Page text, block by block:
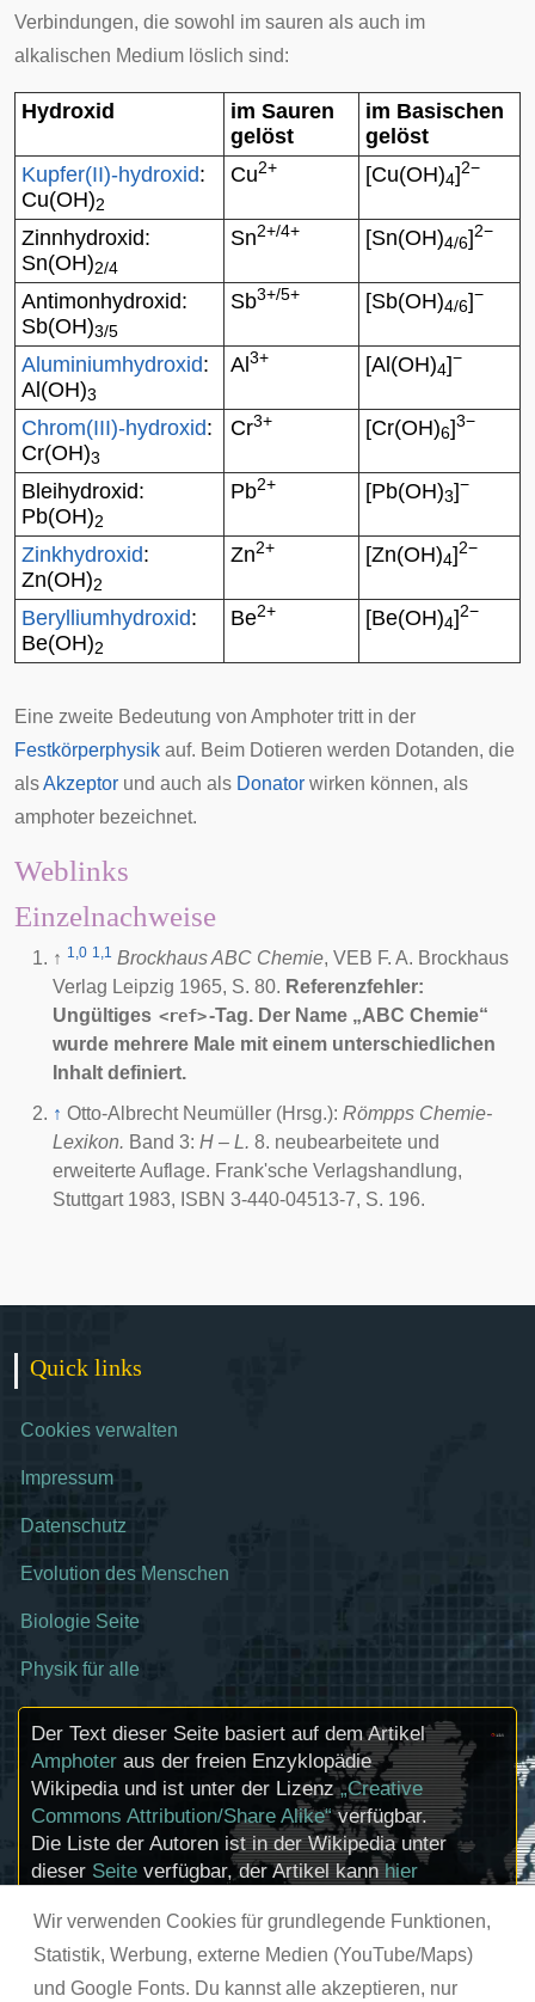
Wir verwenden Cookies für grundlegende Funktionen,
Statistik, Werbung, externe Medien (YouTube/Maps)
und Google Fonts. Du kannst alle akzeptieren, nur
Verbindungen, die sowohl im sauren als auch im
alkalischen Medium löslich sind:
Hydroxid
im Sauren
gelöst
im Basischen
gelöst
Kupfer(II)-hydroxid:
Cu(OH)2
Cu2+ [Cu(OH)4]2−
Zinnhydroxid:
Sn(OH)2/4
Sn2+/4+ [Sn(OH)4/6]2−
Antimonhydroxid:
Sb(OH)3/5
Sb3+/5+ [Sb(OH)4/6]−
Aluminiumhydroxid:
Al(OH)3
Al 3+ [Al(OH)4]−
Chrom(III)-hydroxid:
Cr(OH)3
Cr3+ [Cr(OH)6]3−
Bleihydroxid:
Pb(OH)2
Pb2+ [Pb(OH)3]−
Zinkhydroxid:
Zn(OH)2
Zn2+ [Zn(OH)4]2−
Berylliumhydroxid:
Be(OH)2
Be2+ [Be(OH)4]2−
Eine zweite Bedeutung von Amphoter tritt in der
Festkörperphysik auf. Beim Dotieren werden Dotanden, die
alsAkzeptor und auch als Donator wirken können, als
amphoter bezeichnet.
Weblinks
Einzelnachweise
↑ 1,0 1,1 Brockhaus ABC Chemie, VEB F. A. Brockhaus
Verlag Leipzig 1965, S. 80. Referenzfehler:
Ungültiges <ref>-Tag. Der Name „ABC Chemie“
wurde mehrere Male mit einem unterschiedlichen
Inhalt definiert.
↑ Otto-Albrecht Neumüller (Hrsg.): Römpps Chemie-
Lexikon. Band 3: H – L. 8. neubearbeitete und
erweiterte Auflage. Frank'sche Verlagshandlung,
Stuttgart 1983, ISBN 3-440-04513-7, S. 196.
Quick links
Cookies verwalten
Impressum
Datenschutz
Evolution des Menschen
Biologie Seite
Physik für alle
Der Text dieser Seite basiert auf dem Artikel
Amphoter aus der freien Enzyklopädie
Wikipedia und ist unter der Lizenz„Creative
Commons Attribution/Share Alike“verfügbar.
Die Liste der Autoren ist in der Wikipedia unter
dieser Seite verfügbar, der Artikel kannhier
Urhebern und zum Lizenzstatus eingebundener
Mediendateien (etwa Bilder oder Videos) können
im Regelfall durch Anklicken dieser abgerufen